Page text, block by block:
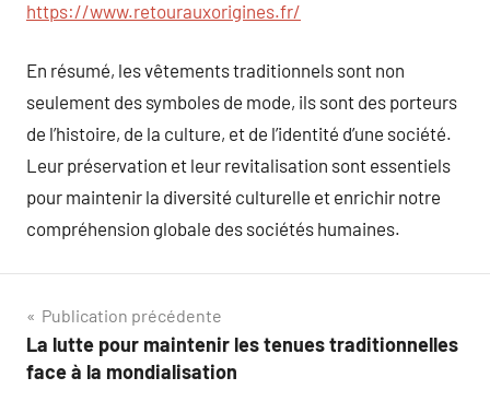
https://www.retourauxorigines.fr/
En résumé, les vêtements traditionnels sont non
seulement des symboles de mode, ils sont des porteurs
de l’histoire, de la culture, et de l’identité d’une société.
Leur préservation et leur revitalisation sont essentiels
pour maintenir la diversité culturelle et enrichir notre
compréhension globale des sociétés humaines.
Navigation
de
Publication précédente
La lutte pour maintenir les tenues traditionnelles
face à la mondialisation